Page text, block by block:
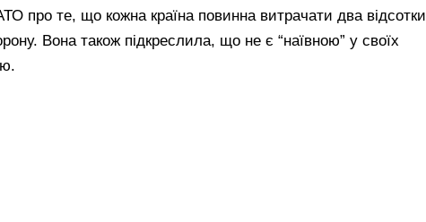
про те, що кожна країна повинна витрачати два відсотки
Вона також підкреслила, що не є “наївною” у своїх